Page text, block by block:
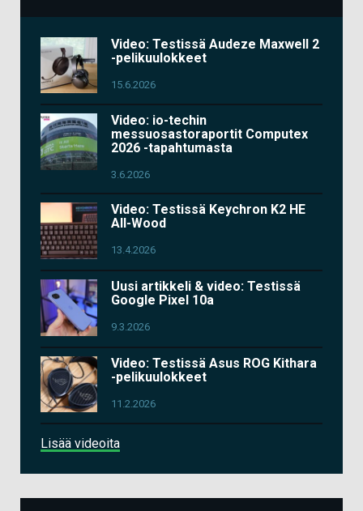
Video: Testissä Audeze Maxwell 2
-pelikuulokkeet
15.6.2026
Video: io-techin
messuosastoraportit Computex
2026 -tapahtumasta
3.6.2026
Video: Testissä Keychron K2 HE
All-Wood
13.4.2026
Uusi artikkeli & video: Testissä
Google Pixel 10a
9.3.2026
Video: Testissä Asus ROG Kithara
-pelikuulokkeet
11.2.2026
Lisää videoita